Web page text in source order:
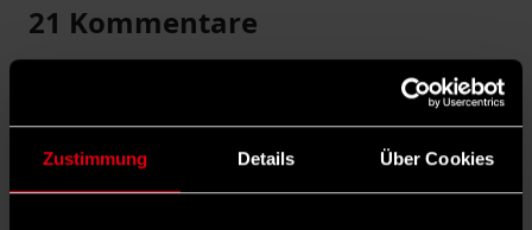
Zustimmung Details Über Cookies
21 Kommentare
AM MI.,
17.09.2025 - 19:57
Verstoß gegen die Netiquette